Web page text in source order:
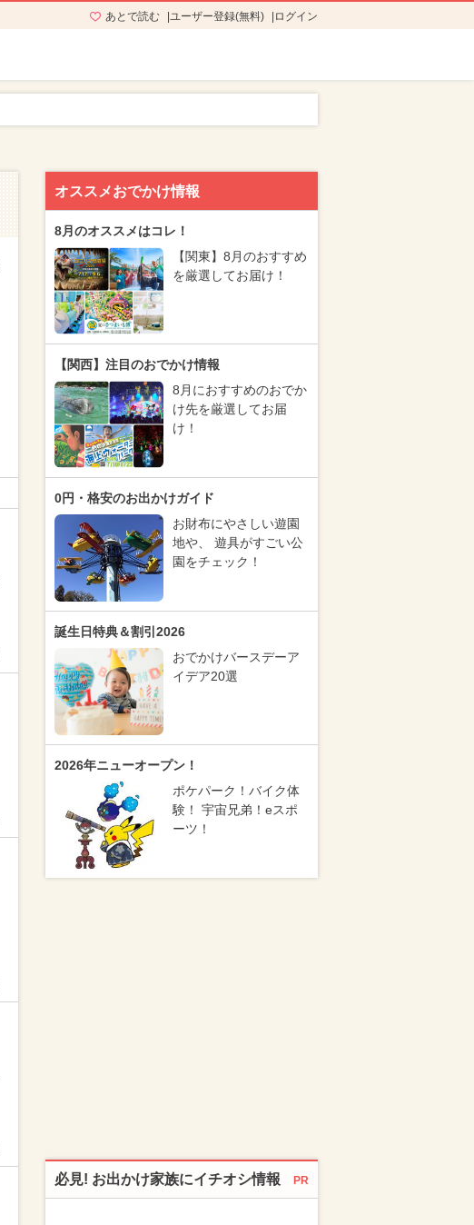
あとで読む ユーザー登録(無料) ログイン
オススメおでかけ情報
8月のオススメはコレ！
【関東】8月のおすすめ
を厳選してお届け！
【関西】注目のおでかけ情報
8月におすすめのおでか
け先を厳選してお届
け！
0円・格安のお出かけガイド
お財布にやさしい遊園
地や、 遊具がすごい公
園をチェック！
誕生日特典＆割引2026
おでかけバースデーア
イデア20選
2026年ニューオープン！
ポケパーク！バイク体
験！ 宇宙兄弟！eスポ
ーツ！
必見! お出かけ家族にイチオシ情報 PR